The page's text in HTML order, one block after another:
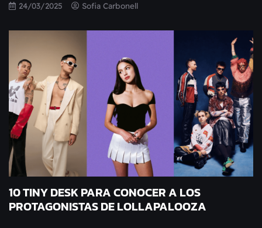
24/03/2025 Sofia Carbonell
10 TINY DESK PARA CONOCER A LOS
PROTAGONISTAS DE LOLLAPALOOZA